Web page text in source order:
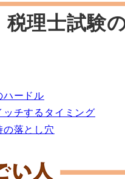
理士試験
ードル
チするタイミング
落とし穴